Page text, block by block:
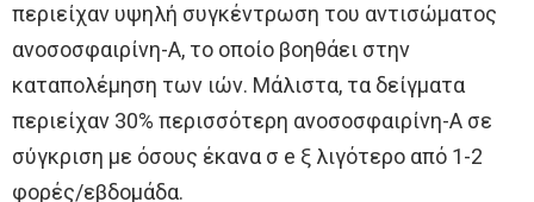
περιείχαν υψηλή συγκέντρωση του αντισώματος
ανοσοσφαιρίνη-Α, το οποίο βοηθάει στην
καταπολέμηση των ιών. Μάλιστα, τα δείγματα
περιείχαν 30% περισσότερη ανοσοσφαιρίνη-Α σε
σύγκριση με όσους έκανα σ e ξ λιγότερο από 1-2
φορές/εβδομάδα.